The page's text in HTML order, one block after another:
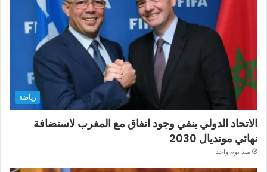
رياضة
الاتحاد الدولي ينفي وجود اتفاق مع المغرب لاستضافة
نهائي مونديال 2030
منذ يوم واحد